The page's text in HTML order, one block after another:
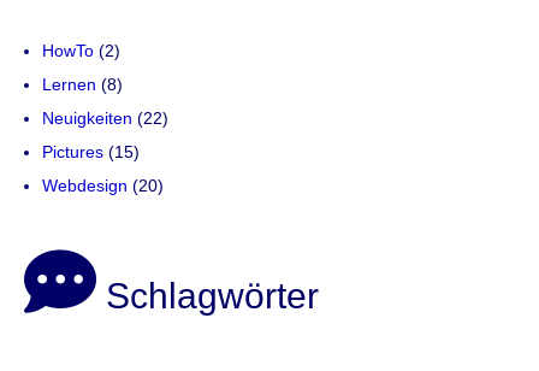
HowTo (2)
Lernen (8)
Neuigkeiten (22)
Pictures (15)
Webdesign (20)
Schlagwörter